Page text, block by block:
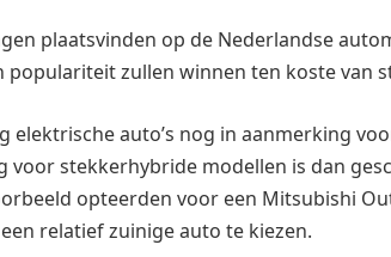
plaatsvinden op de Nederlandse
zullen winnen ten koste van
elektrische auto’s nog in aanmerking
voor stekkerhybride modellen is dan
opteerden voor een Mitsubishi
relatief zuinige auto te kiezen.